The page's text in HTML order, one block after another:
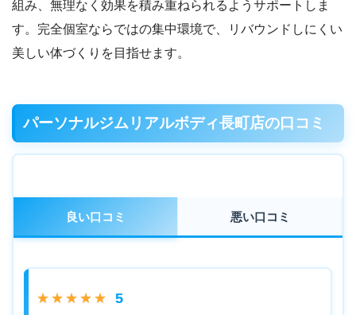
組み、無理なく効果を積み重ねられるようサポートしま
す。完全個室ならではの集中環境で、リバウンドしにくい
美しい体づくりを目指せます。
パーソナルジムリアルボディ長町店の口コミ
良い口コミ 悪い口コミ
★★★★★ 5